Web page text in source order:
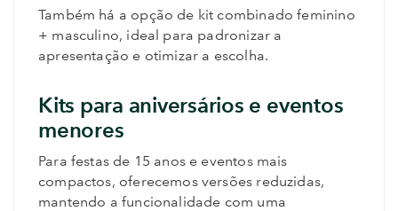
Também há a opção de kit combinado feminino
+ masculino, ideal para padronizar a
apresentação e otimizar a escolha.
Kits para aniversários e eventos
menores
Para festas de 15 anos e eventos mais
compactos, oferecemos versões reduzidas,
mantendo a funcionalidade com uma